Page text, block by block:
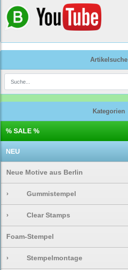
Artikelsuche
Kategorien
% SALE %
NEU
Neue Motive aus Berlin
› Gummistempel
› Clear Stamps
Foam-Stempel
› Stempelmontage